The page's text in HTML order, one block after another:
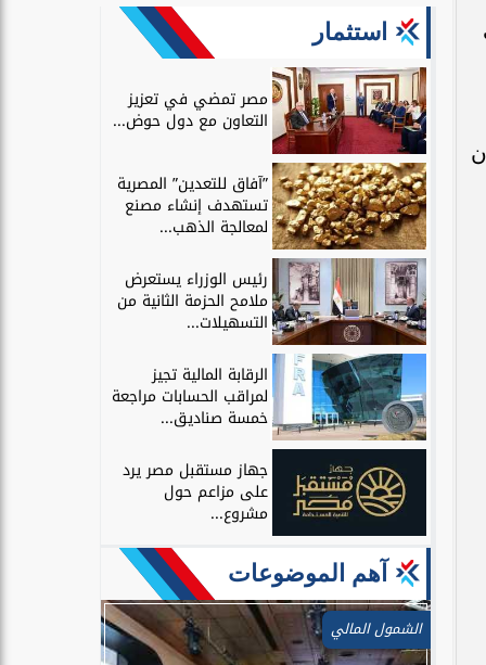
استثمار
مصر تمضي في تعزيز
التعاون مع دول حوض...
”آفاق للتعدين” المصرية
تستهدف إنشاء مصنع
لمعالجة الذهب...
رئيس الوزراء يستعرض
ملامح الحزمة الثانية من
التسهيلات...
الرقابة المالية تجيز
لمراقب الحسابات مراجعة
خمسة صناديق...
جهاز مستقبل مصر يرد
على مزاعم حول
مشروع...
آهم الموضوعات
الشمول المالي